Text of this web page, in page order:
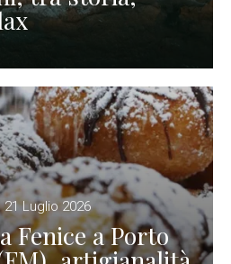
21 Luglio 2026
Fenice a Porto